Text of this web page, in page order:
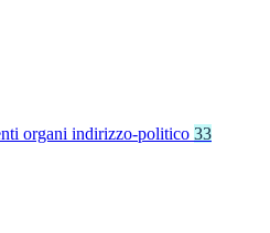
organi indirizzo-politico 33